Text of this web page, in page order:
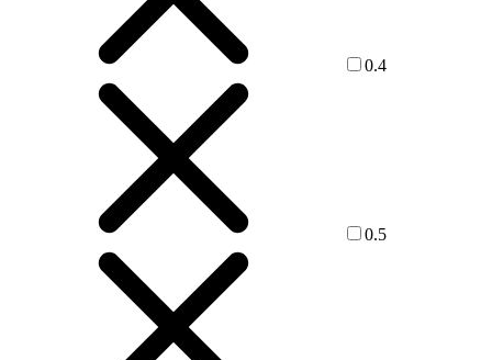
0.4
0.5